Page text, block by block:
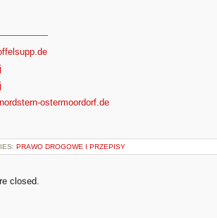
ostermoordorf.de
PRAWO DROGOWE I PRZEPISY
closed.